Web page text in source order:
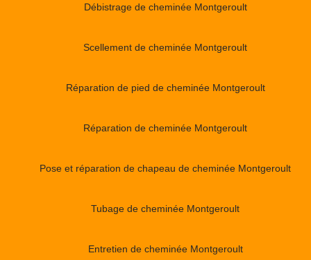
Débistrage de cheminée Montgeroult
Scellement de cheminée Montgeroult
Réparation de pied de cheminée Montgeroult
Réparation de cheminée Montgeroult
Pose et réparation de chapeau de cheminée Montgeroult
Tubage de cheminée Montgeroult
Entretien de cheminée Montgeroult